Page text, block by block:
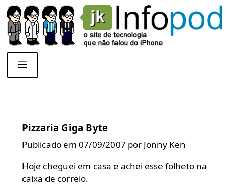
Pizzaria Giga Byte
Publicado em 07/09/2007 por Jonny Ken
Hoje cheguei em casa e achei esse folheto na
caixa de correio.